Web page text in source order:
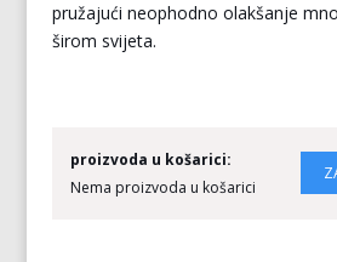
pružajući neophodno olakšanje
širom svijeta.
proizvoda u košarici:
Nema proizvoda u košarici